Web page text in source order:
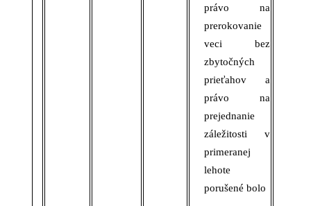
právo na
prerokovanie
veci bez
zbytočných
prieťahov a
právo na
prejednanie
záležitosti v
primeranej
lehote
porušené bolo